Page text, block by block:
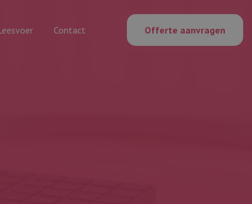
Contact Offerte aanvragen